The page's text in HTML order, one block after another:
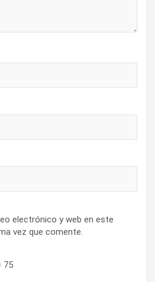
electrónico y web en este
vez que comente.
75